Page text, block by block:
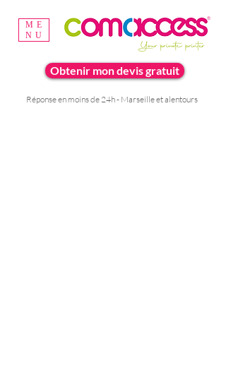
Obtenir mon devis gratuit
Réponse en moins de 24h - Marseille et alentours
ME
NU